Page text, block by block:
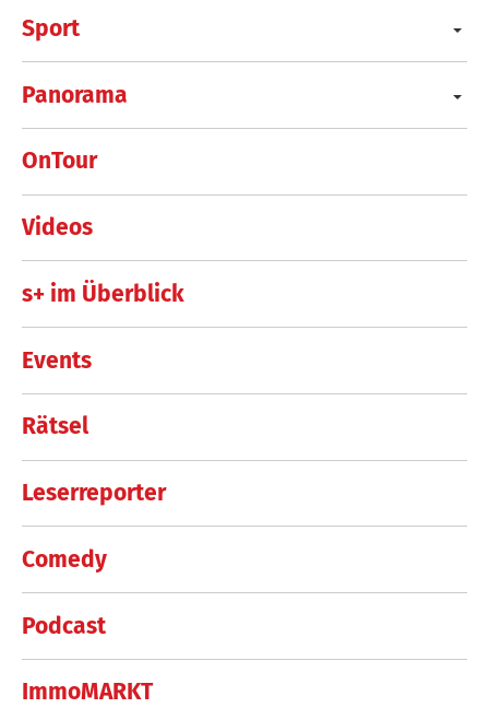
Sport
Panorama
OnTour
Videos
s+ im Überblick
Events
Rätsel
Leserreporter
Comedy
Podcast
ImmoMARKT